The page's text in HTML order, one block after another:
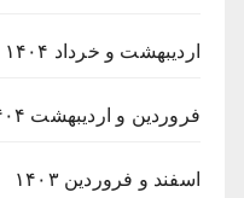
اردیبهشت و خرداد ۱۴۰۴
فروردین و اردیبهشت ۱۴۰۴
اسفند و فروردین ۱۴۰۳